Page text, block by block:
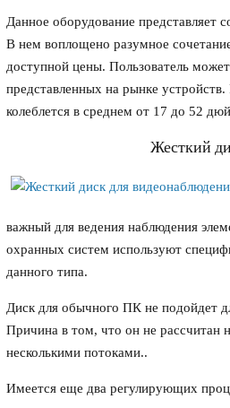
Данное оборудование представляет
В нем воплощено разумное
доступной цены. Пользователь
представленных на рынке
колеблется в среднем от 17 до 52
Жесткий
важный для ведения наблюдения
охранных систем используют
данного типа.
Диск для обычного ПК не подойдет
Причина в том, что он не рассчитан
несколькими потоками..
Имеется еще два регулирующих